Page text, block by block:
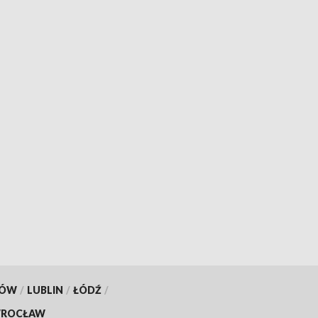
/ LUBLIN / ŁÓDŹ /